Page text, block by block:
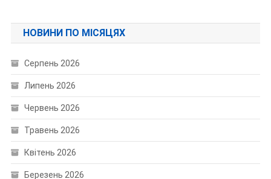
НОВИНИ ПО МІСЯЦЯХ
Серпень 2026
Липень 2026
Червень 2026
Травень 2026
Квітень 2026
Березень 2026